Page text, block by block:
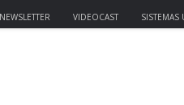
NEWSLETTER VIDEOCAST SISTEMAS